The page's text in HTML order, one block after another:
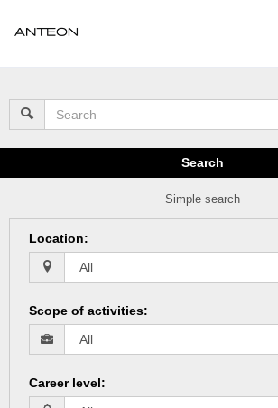
Search
Simple search
Location:
Scope of activities:
Career level: